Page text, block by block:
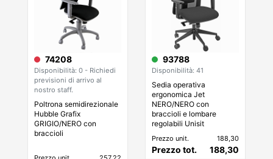
74208
Disponibilità: 0 - Richiedi
previsioni di arrivo al
nostro staff.
Poltrona semidirezionale
Hubble Grafix
GRIGIO/NERO con
braccioli
93788
Disponibilità: 41
Sedia operativa
ergonomica Jet
NERO/NERO con
braccioli e lombare
regolabili Unisit
Prezzo unit. 188,30
Prezzo tot. 188,30